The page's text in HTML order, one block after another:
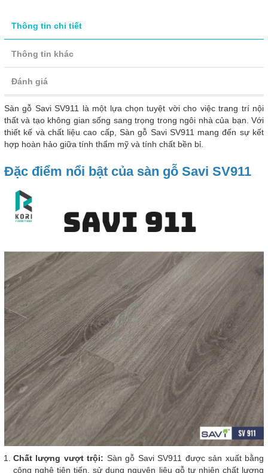
Thông tin chi tiết
Thông tin khác
Đánh giá
Sàn gỗ Savi SV911 là một lựa chọn tuyệt vời cho việc trang trí nội
thất và tạo không gian sống sang trọng trong ngôi nhà của bạn. Với
thiết kế và chất liệu cao cấp, Sàn gỗ Savi SV911 mang đến sự kết
hợp hoàn hảo giữa tính thẩm mỹ và tính chất bền bỉ.
Đặc điểm nổi bật của sàn gỗ Savi SV911
Chất lượng vượt trội: Sàn gỗ Savi SV911 được sản xuất bằng
công nghệ tiên tiến, sử dụng nguyên liệu gỗ tự nhiên chất lượng